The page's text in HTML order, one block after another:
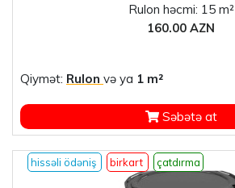
Rulon həcmi: 15 m²
160.00 AZN
Qiymət: Rulon və ya 1 m²
Səbətə at
hissəli ödəniş birkart çatdırma